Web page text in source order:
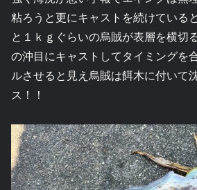
粘ろうと更にキャストを続けている
と１ｋｇぐらいの烏賊が表層を横切
の沖目にキャストしてタイミングを
ルさせると見え烏賊は餌木に付いて
ス！！